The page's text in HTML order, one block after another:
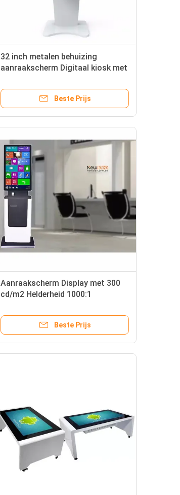
32 inch metalen behuizing
aanraakscherm Digitaal kiosk met
toetsenbordmuis
Beste Prijs
Aanraakscherm Display met 300
cd/m2 Helderheid 1000:1
temperatuurbereik voor
factureringskioskenBeste Prijs